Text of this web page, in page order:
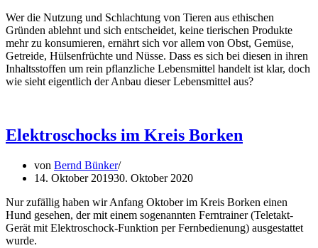
Wer die Nutzung und Schlachtung von Tieren aus ethischen
Gründen ablehnt und sich entscheidet, keine tierischen Produkte
mehr zu konsumieren, ernährt sich vor allem von Obst, Gemüse,
Getreide, Hülsenfrüchte und Nüsse. Dass es sich bei diesen in ihren
Inhaltsstoffen um rein pflanzliche Lebensmittel handelt ist klar, doch
wie sieht eigentlich der Anbau dieser Lebensmittel aus?
Elektroschocks im Kreis Borken
von Bernd Bünker
14. Oktober 201930. Oktober 2020
Nur zufällig haben wir Anfang Oktober im Kreis Borken einen
Hund gesehen, der mit einem sogenannten Ferntrainer (Teletakt-
Gerät mit Elektroschock-Funktion per Fernbedienung) ausgestattet
wurde.